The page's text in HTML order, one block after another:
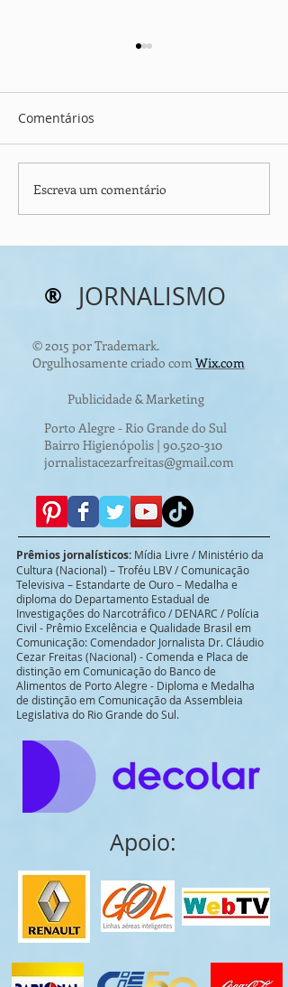
⚠️ CONTRATURAS
MUSCULARES: O Que
Está Travando Seu
Comentários
Escreva um comentário
® JORNALISMO
© 2015 por Trademark.
Orgulhosamente criado comWix.com
Publicidade & Marketing
Porto Alegre - Rio Grande do Sul
Bairro Higienópolis | 90.520-310
jornalistacezarfreitas@gmail.com
Prêmios jornalísticos: Mídia Livre / Ministério da
Cultura (Nacional) – Troféu LBV / Comunicação
Televisiva – Estandarte de Ouro – Medalha e
diploma do Departamento Estadual de
Investigações do Narcotráfico / DENARC / Polícia
Civil - Prêmio Excelência e Qualidade Brasil em
Comunicação: Comendador Jornalista Dr. Cláudio
Cezar Freitas (Nacional) - Comenda e Placa de
distinção em Comunicação do Banco de
Alimentos de Porto Alegre - Diploma e Medalha
de distinção em Comunicação da Assembleia
Legislativa do Rio Grande do Sul.
Apoio: